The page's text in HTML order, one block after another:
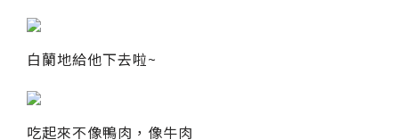
白蘭地給他下去啦~
吃起來不像鴨肉，像牛肉